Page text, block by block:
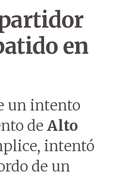
en
un intento
de Alto
intentó
de un